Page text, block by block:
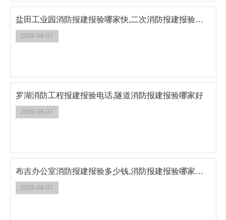
盐田工业园消防报建报验哪家快,二次消防报建报验联系方式
2026-08-07
罗湖消防工程报建报验电话,隧道消防报建报验哪家好
2026-08-07
布吉办公室消防报建报验多少钱,消防报建报验哪家服务好
2026-08-07